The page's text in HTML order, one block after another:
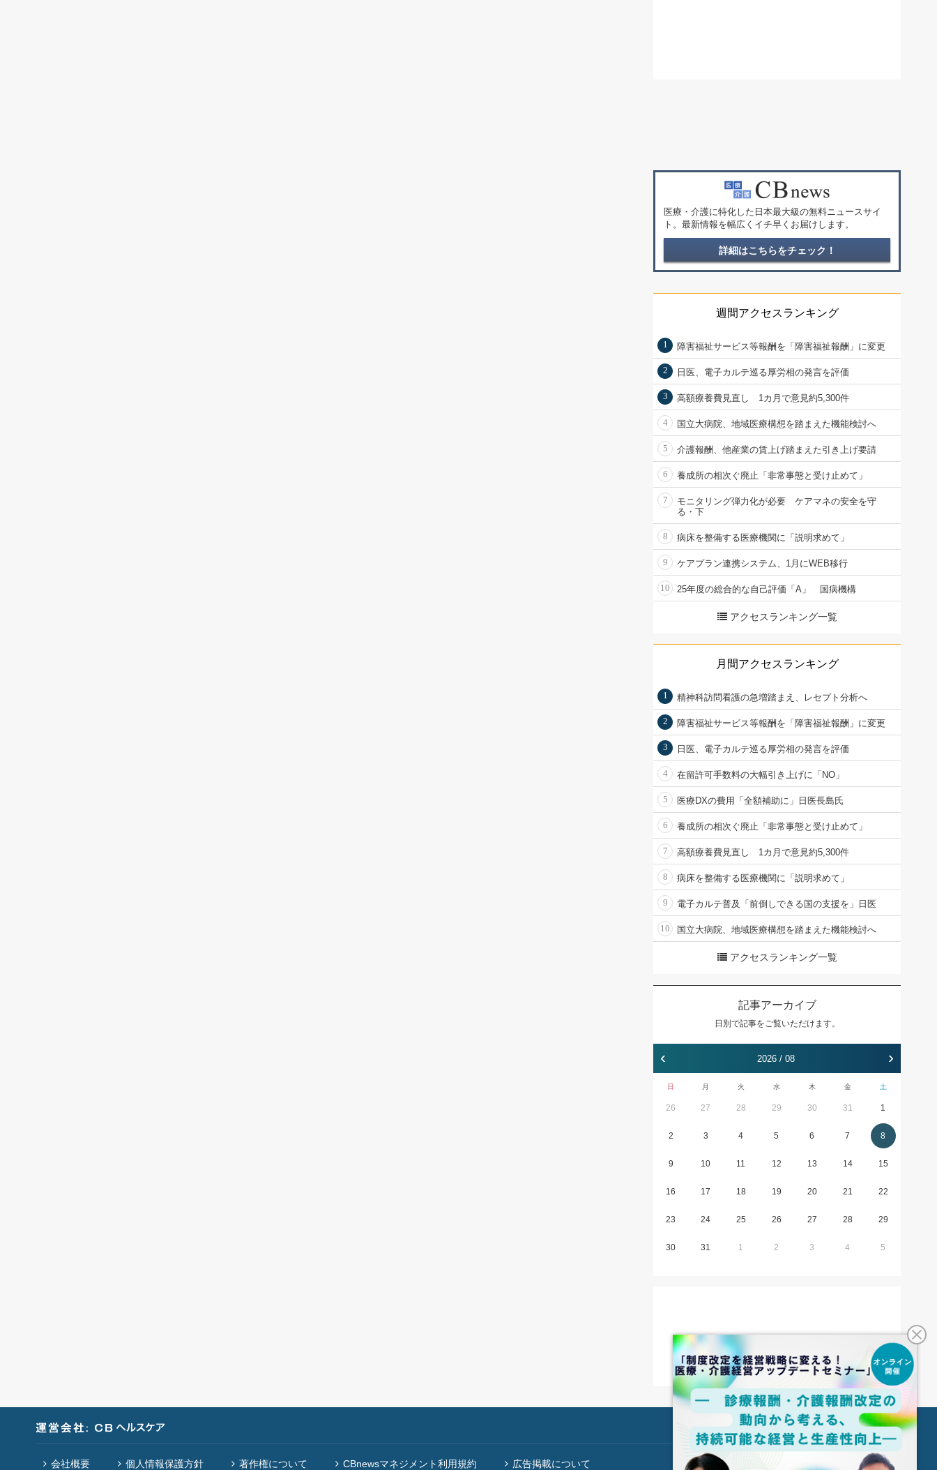
医療・介護に特化した日本最大級の無料ニュースサイ
ト。最新情報を幅広くイチ早くお届けします。
詳細はこちらをチェック！
週間アクセスランキング
1 障害福祉サービス等報酬を「障害福祉報酬」に変更
2 日医、電子カルテ巡る厚労相の発言を評価
3 高額療養費見直し 1カ月で意見約5,300件
4 国立大病院、地域医療構想を踏まえた機能検討へ
5 介護報酬、他産業の賃上げ踏まえた引き上げ要請
6 養成所の相次ぐ廃止「非常事態と受け止めて」
7
モニタリング弾力化が必要 ケアマネの安全を守
る・下
8 病床を整備する医療機関に「説明求めて」
9 ケアプラン連携システム、1月にWEB移行
10 25年度の総合的な自己評価「A」 国病機構
アクセスランキング一覧
月間アクセスランキング
1 精神科訪問看護の急増踏まえ、レセプト分析へ
2 障害福祉サービス等報酬を「障害福祉報酬」に変更
3 日医、電子カルテ巡る厚労相の発言を評価
4 在留許可手数料の大幅引き上げに「NO」
5 医療DXの費用「全額補助に」日医長島氏
6 養成所の相次ぐ廃止「非常事態と受け止めて」
7 高額療養費見直し 1カ月で意見約5,300件
8 病床を整備する医療機関に「説明求めて」
9 電子カルテ普及「前倒しできる国の支援を」日医
10 国立大病院、地域医療構想を踏まえた機能検討へ
アクセスランキング一覧
記事アーカイブ
日別で記事をご覧いただけます。
‹ 2026 / 08 ›
日 月 火 水 木 金 土
26 27 28 29 30 31 1
2 3 4 5 6 7 8
9 10 11 12 13 14 15
16 17 18 19 20 21 22
23 24 25 26 27 28 29
30 31 1 2 3 4 5
会社概要 個人情報保護方針 著作権について CBnewsマネジメント利用規約 広告掲載について